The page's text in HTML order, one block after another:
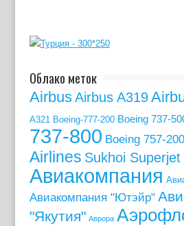
Облако меток
Airbus Airbus A319
A321 Boeing-777-200 Boeing 737-
737-800 Boeing 757-200
Airlines Sukhoi Superjet
Авиакомпания
Авиакомпания "Ютэйр"
"Якутия" Аврора